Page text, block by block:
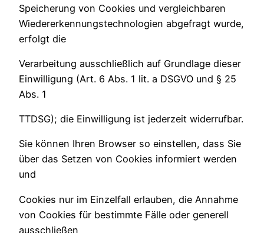
Speicherung von Cookies und vergleichbaren
Wiedererkennungstechnologien abgefragt wurde,
erfolgt die
Verarbeitung ausschließlich auf Grundlage dieser
Einwilligung (Art. 6 Abs. 1 lit. a DSGVO und § 25
Abs. 1
TTDSG); die Einwilligung ist jederzeit widerrufbar.
Sie können Ihren Browser so einstellen, dass Sie
über das Setzen von Cookies informiert werden
und
Cookies nur im Einzelfall erlauben, die Annahme
von Cookies für bestimmte Fälle oder generell
ausschließen